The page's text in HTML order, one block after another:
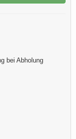
bei Abholung